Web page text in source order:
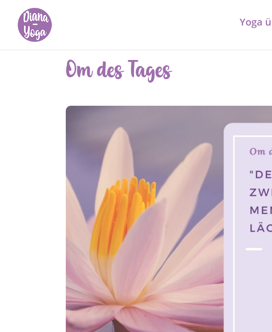
Yoga
Om des Tages